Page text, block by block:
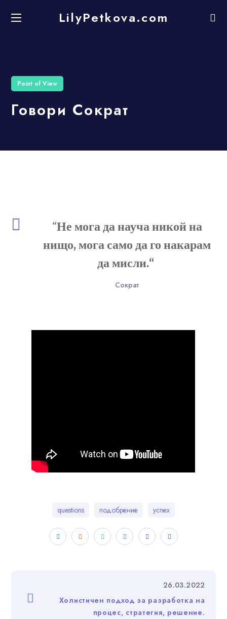
LilyPetkova.com
Point of View
Говори Сократ
“Не мога да науча никой на
нищо, мога само да го накарам
да мисли.“
Сократ
questions подобрение успех
26.03.2022
Холистичен подход за разработка на
процес, стратегия, решение.